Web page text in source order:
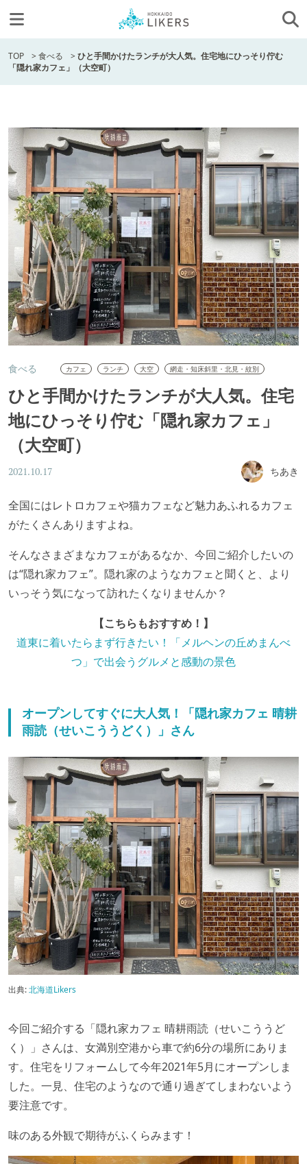
TOP >食べる >ひと手間かけたランチが大人気。住宅地にひっそり佇む
「隠れ家カフェ」（大空町）
食べる カフェ ランチ 大空 網走・知床斜里・北見・紋別
ひと手間かけたランチが大人気。住宅
地にひっそり佇む「隠れ家カフェ」
（大空町）
2021.10.17 ちあき
全国にはレトロカフェや猫カフェなど魅力あふれるカフェ
がたくさんありますよね。
そんなさまざまなカフェがあるなか、今回ご紹介したいの
は“隠れ家カフェ”。隠れ家のようなカフェと聞くと、より
いっそう気になって訪れたくなりませんか？
【こちらもおすすめ！】
道東に着いたらまず行きたい！「メルヘンの丘めまんべ
つ」で出会うグルメと感動の景色
オープンしてすぐに大人気！「隠れ家カフェ 晴耕
雨読（せいこううどく）」さん
出典:北海道Likers
今回ご紹介する「隠れ家カフェ 晴耕雨読（せいこううど
く）」さんは、女満別空港から車で約6分の場所にありま
す。住宅をリフォームして今年2021年5月にオープンしま
した。一見、住宅のようなので通り過ぎてしまわないよう
要注意です。
味のある外観で期待がふくらみます！